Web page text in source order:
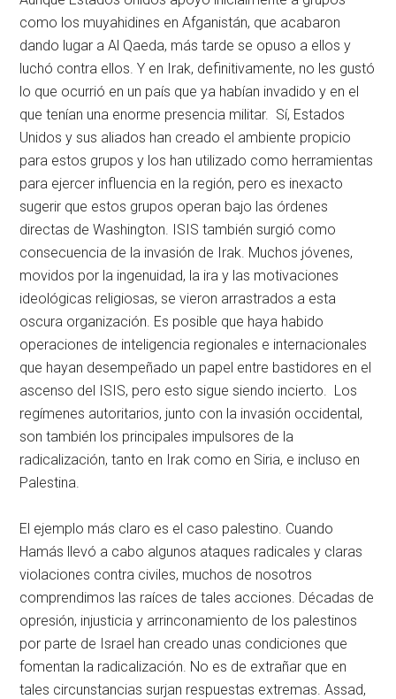
como los muyahidines en Afganistán, que acabaron
dando lugar a Al Qaeda, más tarde se opuso a ellos y
luchó contra ellos. Y en Irak, definitivamente, no les gustó
lo que ocurrió en un país que ya habían invadido y en el
que tenían una enorme presencia militar. Sí, Estados
Unidos y sus aliados han creado el ambiente propicio
para estos grupos y los han utilizado como herramientas
para ejercer influencia en la región, pero es inexacto
sugerir que estos grupos operan bajo las órdenes
directas de Washington. ISIS también surgió como
consecuencia de la invasión de Irak. Muchos jóvenes,
movidos por la ingenuidad, la ira y las motivaciones
ideológicas religiosas, se vieron arrastrados a esta
oscura organización. Es posible que haya habido
operaciones de inteligencia regionales e internacionales
que hayan desempeñado un papel entre bastidores en el
ascenso del ISIS, pero esto sigue siendo incierto. Los
regímenes autoritarios, junto con la invasión occidental,
son también los principales impulsores de la
radicalización, tanto en Irak como en Siria, e incluso en
Palestina.
El ejemplo más claro es el caso palestino. Cuando
Hamás llevó a cabo algunos ataques radicales y claras
violaciones contra civiles, muchos de nosotros
comprendimos las raíces de tales acciones. Décadas de
opresión, injusticia y arrinconamiento de los palestinos
por parte de Israel han creado unas condiciones que
fomentan la radicalización. No es de extrañar que en
tales circunstancias surjan respuestas extremas. Assad,